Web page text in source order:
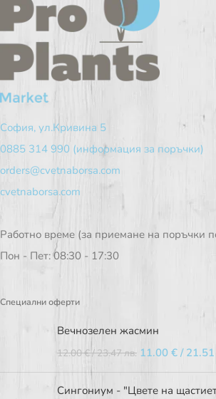
София, ул.Кривина 5
0885 314 990 (информация за поръчки)
orders@cvetnaborsa.com
cvetnaborsa.com
Работно време (за приемане на поръчки
Пон - Пет: 08:30 - 17:30
Специални оферти
Вечнозелен жасмин
12.00€/ 23.47 лв. 11.00 € /
Сингониум - "Цвете на